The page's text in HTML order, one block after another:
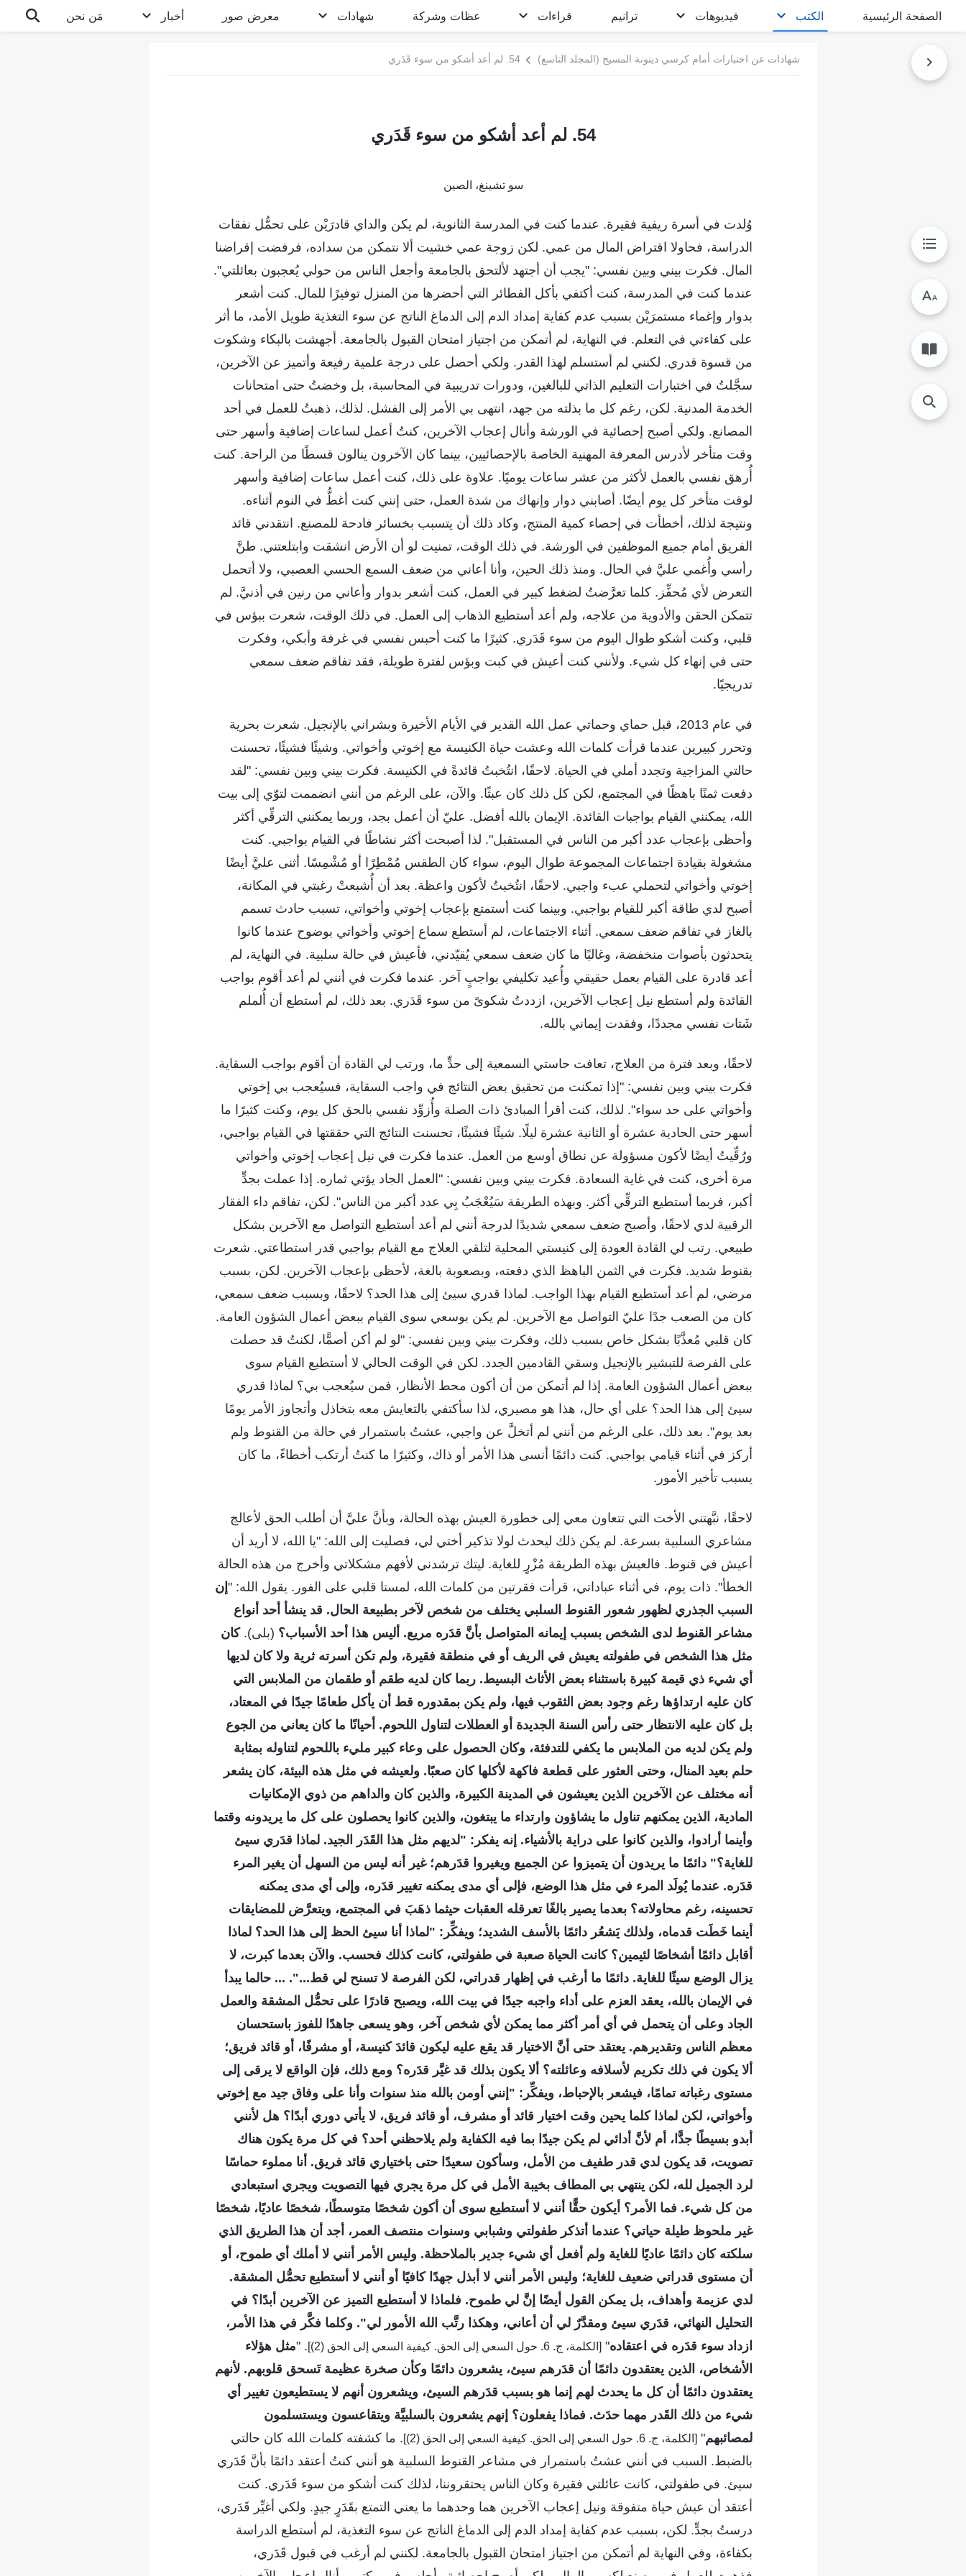
الصفحة الرئيسية الكتب فيديوهات ترانيم قراءات عظات وشركة شهادات معرض صور أخبار مَن نحن
شهادات عن اختبارات أمام كرسي دينونة المسيح (المجلد التاسع) 54. لم أعد أشكو من سوء قَدَري
54. لم أعد أشكو من سوء قَدَري
سو تشينغ، الصين
وُلدت في أسرة ريفية فقيرة. عندما كنت في المدرسة الثانوية، لم يكن والداي قادرَيْن على تحمُّل نفقات
الدراسة، فحاولا اقتراض المال من عمي. لكن زوجة عمي خشيت ألا نتمكن من سداده، فرفضت إقراضنا
المال. فكرت بيني وبين نفسي: "يجب أن أجتهد لألتحق بالجامعة وأجعل الناس من حولي يُعجبون بعائلتي".
عندما كنت في المدرسة، كنت أكتفي بأكل الفطائر التي أحضرها من المنزل توفيرًا للمال. كنت أشعر
بدوار وإغماء مستمرَيْن بسبب عدم كفاية إمداد الدم إلى الدماغ الناتج عن سوء التغذية طويل الأمد، ما أثر
على كفاءتي في التعلم. في النهاية، لم أتمكن من اجتياز امتحان القبول بالجامعة. أجهشت بالبكاء وشكوت
من قسوة قدري. لكنني لم أستسلم لهذا القدر. ولكي أحصل على درجة علمية رفيعة وأتميز عن الآخرين،
سجَّلتُ في اختبارات التعليم الذاتي للبالغين، ودورات تدريبية في المحاسبة، بل وخضتُ حتى امتحانات
الخدمة المدنية. لكن، رغم كل ما بذلته من جهد، انتهى بي الأمر إلى الفشل. لذلك، ذهبتُ للعمل في أحد
المصانع. ولكي أصبح إحصائية في الورشة وأنال إعجاب الآخرين، كنتُ أعمل لساعات إضافية وأسهر حتى
وقت متأخر لأدرس المعرفة المهنية الخاصة بالإحصائيين، بينما كان الآخرون ينالون قسطًا من الراحة. كنت
أُرهق نفسي بالعمل لأكثر من عشر ساعات يوميًا. علاوة على ذلك، كنت أعمل ساعات إضافية وأسهر
لوقت متأخر كل يوم أيضًا. أصابني دوار وإنهاك من شدة العمل، حتى إنني كنت أغطُّ في النوم أثناءه.
ونتيجة لذلك، أخطأت في إحصاء كمية المنتج، وكاد ذلك أن يتسبب بخسائر فادحة للمصنع. انتقدني قائد
الفريق أمام جميع الموظفين في الورشة. في ذلك الوقت، تمنيت لو أن الأرض انشقت وابتلعتني. طنَّ
رأسي وأُغمي عليَّ في الحال. ومنذ ذلك الحين، وأنا أعاني من ضعف السمع الحسي العصبي، ولا أتحمل
التعرض لأي مُحفِّز. كلما تعرَّضتُ لضغط كبير في العمل، كنت أشعر بدوار وأعاني من رنين في أذنيَّ. لم
تتمكن الحقن والأدوية من علاجه، ولم أعد أستطيع الذهاب إلى العمل. في ذلك الوقت، شعرت ببؤس في
قلبي، وكنت أشكو طوال اليوم من سوء قَدَري. كثيرًا ما كنت أحبس نفسي في غرفة وأبكي، وفكرت
حتى في إنهاء كل شيء. ولأنني كنت أعيش في كبت وبؤس لفترة طويلة، فقد تفاقم ضعف سمعي
تدريجيًا.
في عام 2013، قبل حماي وحماتي عمل الله القدير في الأيام الأخيرة وبشراني بالإنجيل. شعرت بحرية
وتحرر كبيرين عندما قرأت كلمات الله وعشت حياة الكنيسة مع إخوتي وأخواتي. وشيئًا فشيئًا، تحسنت
حالتي المزاجية وتجدد أملي في الحياة. لاحقًا، انتُخبتُ قائدةً في الكنيسة. فكرت بيني وبين نفسي: "لقد
دفعت ثمنًا باهظًا في المجتمع، لكن كل ذلك كان عبثًا. والآن، على الرغم من أنني انضممت لتوّي إلى بيت
الله، يمكنني القيام بواجبات القائدة. الإيمان بالله أفضل. عليّ أن أعمل بجد، وربما يمكنني الترقِّي أكثر
وأحظى بإعجاب عدد أكبر من الناس في المستقبل". لذا أصبحت أكثر نشاطًا في القيام بواجبي. كنت
مشغولة بقيادة اجتماعات المجموعة طوال اليوم، سواء كان الطقس مُمْطِرًا أو مُشْمِسًا. أثنى عليَّ أيضًا
إخوتي وأخواتي لتحملي عبء واجبي. لاحقًا، انتُخبتُ لأكون واعظة. بعد أن أُشبعتْ رغبتي في المكانة،
أصبح لدي طاقة أكبر للقيام بواجبي. وبينما كنت أستمتع بإعجاب إخوتي وأخواتي، تسبب حادث تسمم
بالغاز في تفاقم ضعف سمعي. أثناء الاجتماعات، لم أستطع سماع إخوتي وأخواتي بوضوح عندما كانوا
يتحدثون بأصوات منخفضة، وغالبًا ما كان ضعف سمعي يُقيّدني، فأعيش في حالة سلبية. في النهاية، لم
أعد قادرة على القيام بعمل حقيقي وأُعيد تكليفي بواجبٍ آخر. عندما فكرت في أنني لم أعد أقوم بواجب
القائدة ولم أستطع نيل إعجاب الآخرين، ازددتُ شكوىً من سوء قَدَري. بعد ذلك، لم أستطع أن أُلملم
شَتات نفسي مجددًا، وفقدت إيماني بالله.
لاحقًا، وبعد فترة من العلاج، تعافت حاستي السمعية إلى حدٍّ ما، ورتب لي القادة أن أقوم بواجب السقاية.
فكرت بيني وبين نفسي: "إذا تمكنت من تحقيق بعض النتائج في واجب السقاية، فسيُعجب بي إخوتي
وأخواتي على حد سواء". لذلك، كنت أقرأ المبادئ ذات الصلة وأُزوِّد نفسي بالحق كل يوم، وكنت كثيرًا ما
أسهر حتى الحادية عشرة أو الثانية عشرة ليلًا. شيئًا فشيئًا، تحسنت النتائج التي حققتها في القيام بواجبي،
ورُقِّيتُ أيضًا لأكون مسؤولة عن نطاق أوسع من العمل. عندما فكرت في نيل إعجاب إخوتي وأخواتي
مرة أخرى، كنت في غاية السعادة. فكرت بيني وبين نفسي: "العمل الجاد يؤتي ثماره. إذا عملت بجدٍّ
أكبر، فربما أستطيع الترقِّي أكثر. وبهذه الطريقة سَيُعْجَبُ بِي عدد أكبر من الناس". لكن، تفاقم داء الفقار
الرقبية لدي لاحقًا، وأصبح ضعف سمعي شديدًا لدرجة أنني لم أعد أستطيع التواصل مع الآخرين بشكل
طبيعي. رتب لي القادة العودة إلى كنيستي المحلية لتلقي العلاج مع القيام بواجبي قدر استطاعتي. شعرت
بقنوط شديد. فكرت في الثمن الباهظ الذي دفعته، وبصعوبة بالغة، لأحظى بإعجاب الآخرين. لكن، بسبب
مرضي، لم أعد أستطيع القيام بهذا الواجب. لماذا قدري سيئ إلى هذا الحد؟ لاحقًا، وبسبب ضعف سمعي،
كان من الصعب جدًا عليّ التواصل مع الآخرين. لم يكن بوسعي سوى القيام ببعض أعمال الشؤون العامة.
كان قلبي مُعذَّبًا بشكل خاص بسبب ذلك، وفكرت بيني وبين نفسي: "لو لم أكن أصمًّا، لكنتُ قد حصلت
على الفرصة للتبشير بالإنجيل وسقي القادمين الجدد. لكن في الوقت الحالي لا أستطيع القيام سوى
ببعض أعمال الشؤون العامة. إذا لم أتمكن من أن أكون محط الأنظار، فمن سيُعجب بي؟ لماذا قدري
سيئ إلى هذا الحد؟ على أي حال، هذا هو مصيري، لذا سأكتفي بالتعايش معه بتخاذل وأتجاوز الأمر يومًا
بعد يوم". بعد ذلك، على الرغم من أنني لم أتخلَّ عن واجبي، عشتُ باستمرار في حالة من القنوط ولم
أركز في أثناء قيامي بواجبي. كنت دائمًا أنسى هذا الأمر أو ذاك، وكثيرًا ما كنتُ أرتكب أخطاءً، ما كان
يسبب تأخير الأمور.
لاحقًا، نبَّهتني الأخت التي تتعاون معي إلى خطورة العيش بهذه الحالة، وبأنَّ عليَّ أن أطلب الحق لأعالج
مشاعري السلبية بسرعة. لم يكن ذلك ليحدث لولا تذكير أختي لي، فصليت إلى الله: "يا الله، لا أريد أن
أعيش في قنوط. فالعيش بهذه الطريقة مُزْرٍ للغاية. ليتك ترشدني لأفهم مشكلاتي وأخرج من هذه الحالة
الخطأ". ذات يوم، في أثناء عباداتي، قرأت فقرتين من كلمات الله، لمستا قلبي على الفور. يقول الله: " إن
السبب الجذري لظهور شعور القنوط السلبي يختلف من شخص لآخر بطبيعة الحال. قد ينشأ أحد أنواع
مشاعر القنوط لدى الشخص بسبب إيمانه المتواصل بأنَّ قدَره مريع. أليس هذا أحد الأسباب؟ (بلى). كان
مثل هذا الشخص في طفولته يعيش في الريف أو في منطقة فقيرة، ولم تكن أسرته ثرية ولا كان لديها
أي شيء ذي قيمة كبيرة باستثناء بعض الأثاث البسيط. ربما كان لديه طقم أو طقمان من الملابس التي
كان عليه ارتداؤها رغم وجود بعض الثقوب فيها، ولم يكن بمقدوره قط أن يأكل طعامًا جيدًا في المعتاد،
بل كان عليه الانتظار حتى رأس السنة الجديدة أو العطلات لتناول اللحوم. أحيانًا ما كان يعاني من الجوع
ولم يكن لديه من الملابس ما يكفي للتدفئة، وكان الحصول على وعاء كبير مليء باللحوم لتناوله بمثابة
حلم بعيد المنال، وحتى العثور على قطعة فاكهة لأكلها كان صعبًا. ولعيشه في مثل هذه البيئة، كان يشعر
أنه مختلف عن الآخرين الذين يعيشون في المدينة الكبيرة، والذين كان والداهم من ذوي الإمكانيات
المادية، الذين يمكنهم تناول ما يشاؤون وارتداء ما يبتغون، والذين كانوا يحصلون على كل ما يريدونه وقتما
وأينما أرادوا، والذين كانوا على دراية بالأشياء. إنه يفكر: "لديهم مثل هذا القَدَر الجيد. لماذا قدَري سيئ
للغاية؟" دائمًا ما يريدون أن يتميزوا عن الجميع ويغيروا قدَرهم؛ غير أنه ليس من السهل أن يغير المرء
قدَره. عندما يُولَد المرء في مثل هذا الوضع، فإلى أي مدى يمكنه تغيير قدَره، وإلى أي مدى يمكنه
تحسينه، رغم محاولاته؟ بعدما يصير بالغًا تعرقله العقبات حيثما ذهَبَ في المجتمع، ويتعرَّض للمضايقات
أينما خَطَت قدماه، ولذلك يَشعُر دائمًا بالأسف الشديد؛ ويفكِّر: "لماذا أنا سيئ الحظ إلى هذا الحد؟ لماذا
أقابل دائمًا أشخاصًا لئيمين؟ كانت الحياة صعبة في طفولتي، كانت كذلك فحسب. والآن بعدما كبرت، لا
يزال الوضع سيئًا للغاية. دائمًا ما أرغب في إظهار قدراتي، لكن الفرصة لا تسنح لي قط...". ... حالما يبدأ
في الإيمان بالله، يعقد العزم على أداء واجبه جيدًا في بيت الله، ويصبح قادرًا على تحمُّل المشقة والعمل
الجاد وعلى أن يتحمل في أي أمر أكثر مما يمكن لأي شخص آخر، وهو يسعى جاهدًا للفوز باستحسان
معظم الناس وتقديرهم. يعتقد حتى أنَّ الاختيار قد يقع عليه ليكون قائدَ كنيسة، أو مشرفًا، أو قائد فريق؛
ألا يكون في ذلك تكريم لأسلافه وعائلته؟ ألا يكون بذلك قد غيَّر قدَره؟ ومع ذلك، فإن الواقع لا يرقى إلى
مستوى رغباته تمامًا، فيشعر بالإحباط، ويفكِّر: "إنني أومن بالله منذ سنوات وأنا على وفاق جيد مع إخوتي
وأخواتي، لكن لماذا كلما يحين وقت اختيار قائد أو مشرف، أو قائد فريق، لا يأتي دوري أبدًا؟ هل لأنني
أبدو بسيطًا جدًّا، أم لأنَّ أدائي لم يكن جيدًا بما فيه الكفاية ولم يلاحظني أحد؟ في كل مرة يكون هناك
تصويت، قد يكون لدي قدر طفيف من الأمل، وسأكون سعيدًا حتى باختياري قائد فريق. أنا مملوء حماسًا
لرد الجميل لله، لكن ينتهي بي المطاف بخيبة الأمل في كل مرة يجري فيها التصويت ويجري استبعادي
من كل شيء. فما الأمر؟ أيكون حقًّا أنني لا أستطيع سوى أن أكون شخصًا متوسطًا، شخصًا عاديًا، شخصًا
غير ملحوظ طيلة حياتي؟ عندما أتذكر طفولتي وشبابي وسنوات منتصف العمر، أجد أن هذا الطريق الذي
سلكته كان دائمًا عاديًا للغاية ولم أفعل أي شيء جدير بالملاحظة. وليس الأمر أنني لا أملك أي طموح، أو
أن مستوى قدراتي ضعيف للغاية؛ وليس الأمر أنني لا أبذل جهدًا كافيًا أو أنني لا أستطيع تحمُّل المشقة.
لدي عزيمة وأهداف، بل يمكن القول أيضًا إنَّ لي طموح. فلماذا لا أستطيع التميز عن الآخرين أبدًا؟ في
التحليل النهائي، قدَري سيئ ومقدَّرٌ لي أن أعاني، وهكذا رتَّب الله الأمور لي". وكلما فكَّر في هذا الأمر،
ازداد سوء قدَره في اعتقاده" [الكلمة، ج. 6. حول السعي إلى الحق. كيفية السعي إلى الحق (2)] . "مثل هؤلاء
الأشخاص، الذين يعتقدون دائمًا أن قدَرهم سيئ، يشعرون دائمًا وكأن صخرة عظيمة تَسحق قلوبهم. لأنهم
يعتقدون دائمًا أن كل ما يحدث لهم إنما هو بسبب قدَرهم السيئ، ويشعرون أنهم لا يستطيعون تغيير أي
شيء من ذلك القَدر مهما حدَث. فماذا يفعلون؟ إنهم يشعرون بالسلبيَّة ويتقاعسون ويستسلمون
لمصائبهم" [الكلمة، ج. 6. حول السعي إلى الحق. كيفية السعي إلى الحق (2)]
. ما كشفته كلمات الله كان حالتي
بالضبط. السبب في أنني عشتُ باستمرار في مشاعر القنوط السلبية هو أنني كنتُ أعتقد دائمًا بأنَّ قَدَري
سيئ. في طفولتي، كانت عائلتي فقيرة وكان الناس يحتقروننا، لذلك كنت أشكو من سوء قَدَري. كنت
أعتقد أن عيش حياة متفوقة ونيل إعجاب الآخرين هما وحدهما ما يعني التمتع بقَدَرٍ جيدٍ. ولكي أغيِّر قَدَري،
درستُ بجدٍّ. لكن، بسبب عدم كفاية إمداد الدم إلى الدماغ الناتج عن سوء التغذية، لم أستطع الدراسة
بكفاءة، وفي النهاية لم أتمكن من اجتياز امتحان القبول بالجامعة. لكنني لم أرغب في قبول قَدَري،